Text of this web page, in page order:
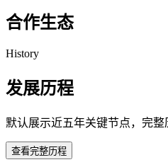
合作生态
History
发展历程
默认展示近五年关键节点，完整
查看完整历程